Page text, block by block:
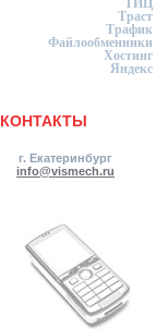
ТИЦ
Траст
Трафик
Файлообменники
Хостинг
Яндекс
КОНТАКТЫ
г. Екатеринбург
info@vismech.ru